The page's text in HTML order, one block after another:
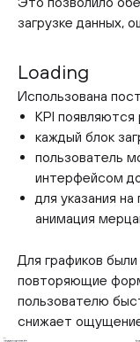
загрузке данных,
Loading
Использована
KPI появляются
каждый блок
пользователь
интерфейсом
для указания
анимация
Для графиков
повторяющие
пользователю
снижает